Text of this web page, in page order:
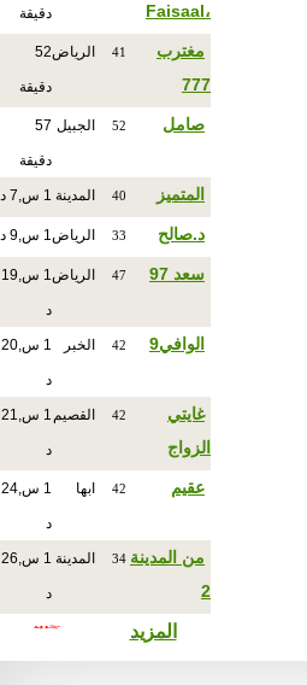
،Faisaal
دقيقة
مغترب
777
41 الرياض52
دقيقة
صامل 52 الجبيل 57
دقيقة
المتميز 40 المدينة 1 س,7 د
د.صالح 33 الرياض1 س,9 د
سعد 97 47 الرياض 1 س,19
د
الوافي9 42 الخبر 1 س,20
د
غايتي
الزواج
42 القصيم 1 س,21
د
عقيم 42 ابها 1 س,24
د
من المدينة
2
34 المدينة 1 س,26
د
المزيد